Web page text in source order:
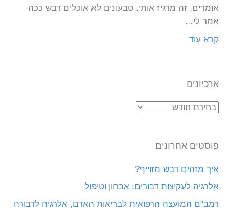
אומרים, זה מרגיז אותי. טבעונים לא אוכלים דבש ככה
אמר לי…
קרא עוד
ארכיונים
ארכיונים
פוסטים אחרונים
איך מזהים דבש מזוייף?
אלרגיה לעקיצות דבורים: אבחון וטיפול
רמב"ם המועצה הרפואית לבריאות האדם, אלרגיה לדבורה